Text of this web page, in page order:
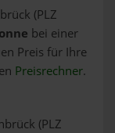
(PLZ
bei einer
Preis für Ihre
Preisrechner.
(PLZ